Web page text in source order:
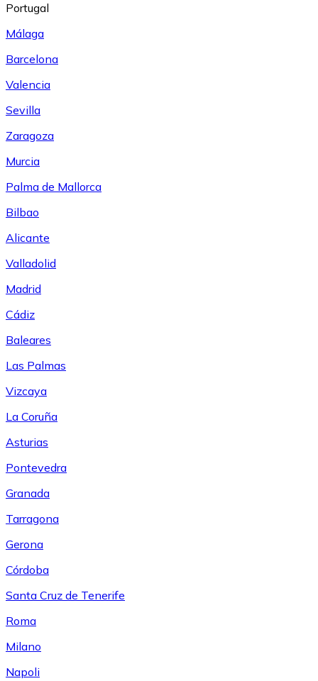
Portugal
Málaga
Barcelona
Valencia
Sevilla
Zaragoza
Murcia
Palma de Mallorca
Bilbao
Alicante
Valladolid
Madrid
Cádiz
Baleares
Las Palmas
Vizcaya
La Coruña
Asturias
Pontevedra
Granada
Tarragona
Gerona
Córdoba
Santa Cruz de Tenerife
Roma
Milano
Napoli